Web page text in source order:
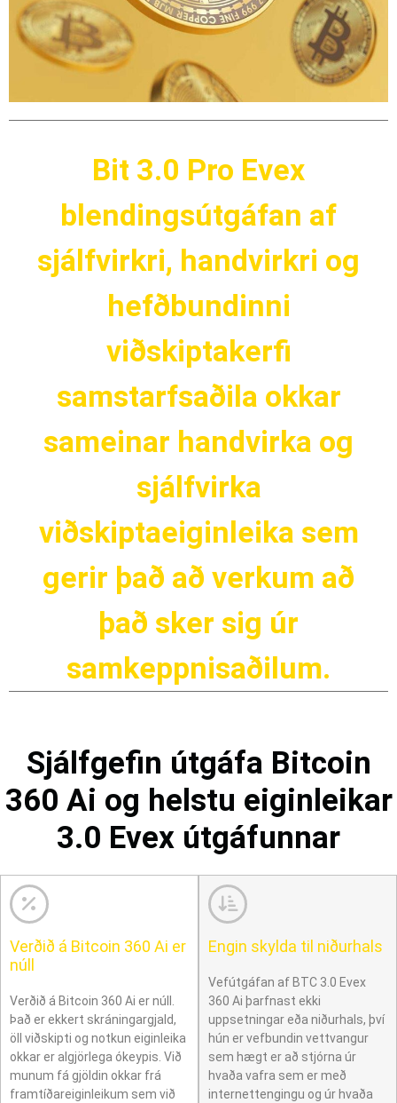
Bit 3.0 Pro Evex
blendingsútgáfan af
sjálfvirkri, handvirkri og
hefðbundinni
viðskiptakerfi
samstarfsaðila okkar
sameinar handvirka og
sjálfvirka
viðskiptaeiginleika sem
gerir það að verkum að
það sker sig úr
samkeppnisaðilum.
Sjálfgefin útgáfa Bitcoin
360 Ai og helstu eiginleikar
3.0 Evex útgáfunnar
Verðið á Bitcoin 360 Ai er
núll
Verðið á Bitcoin 360 Ai er núll.
Það er ekkert skráningargjald,
öll viðskipti og notkun eiginleika
okkar er algjörlega ókeypis. Við
munum fá gjöldin okkar frá
framtíðareiginleikum sem við
Engin skylda til niðurhals
Vefútgáfan af BTC 3.0 Evex
360 Ai þarfnast ekki
uppsetningar eða niðurhals, því
hún er vefbundin vettvangur
sem hægt er að stjórna úr
hvaða vafra sem er með
internettengingu og úr hvaða